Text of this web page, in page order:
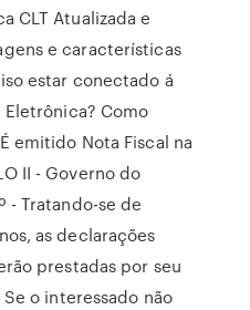
CLT Atualizada e
e características
estar conectado á
Eletrônica? Como
emitido Nota Fiscal na
II - Governo do
- Tratando-se de
as declarações
prestadas por seu
o interessado não